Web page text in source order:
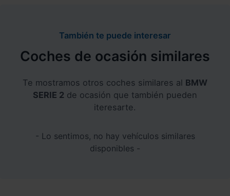
También te puede interesar
Coches de ocasión similares
Te mostramos otros coches similares al BMW
SERIE 2 de ocasión que también pueden
iteresarte.
- Lo sentimos, no hay vehículos similares
disponibles -